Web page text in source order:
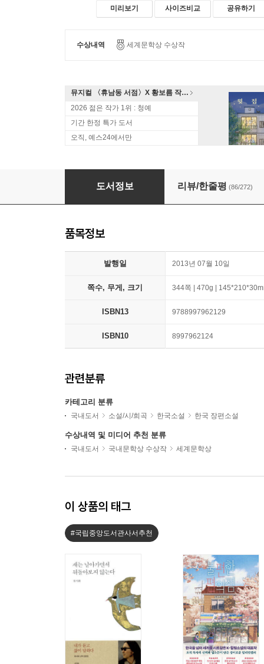
미리보기 사이즈비교 공유하기
수상내역 세계문학상 수상작
뮤지컬 〈휴남동 서점〉X 황보름 작가 북토크
2026 젊은 작가 1위 : 청예
기간 한정 특가 도서
오직, 예스24에서만
망원동 브라더스
도서정보 리뷰/한줄평 (86/272)
품목정보
발행일 2013년 07월 10일
쪽수, 무게, 크기 344쪽 | 470g |
ISBN13 9788997962129
ISBN10 8997962124
관련분류
카테고리 분류
국내도서 소설/시/희곡 한국소설 한국 장편소설
수상내역 및 미디어 추천 분류
국내도서 국내문학상 수상작 세계문학상
이 상품의 태그
#국립중앙도서관사서추천